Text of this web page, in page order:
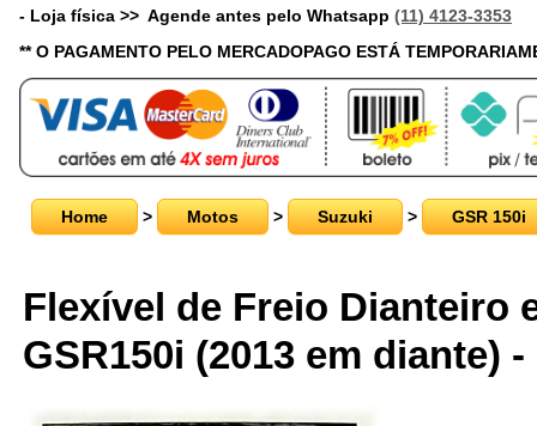
- Loja física >> Agende antes pelo Whatsapp (11) 4123-3353
** O PAGAMENTO PELO MERCADOPAGO ESTÁ
Home > Motos > Suzuki > GSR 150i
Flexível de Freio Dianteiro
GSR150i (2013 em diante)